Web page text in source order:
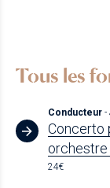
Tous les
Conducteur -
Concerto
orchestre
24€